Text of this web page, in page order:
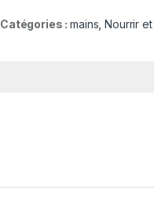
Catégories :mains ,Nourrir